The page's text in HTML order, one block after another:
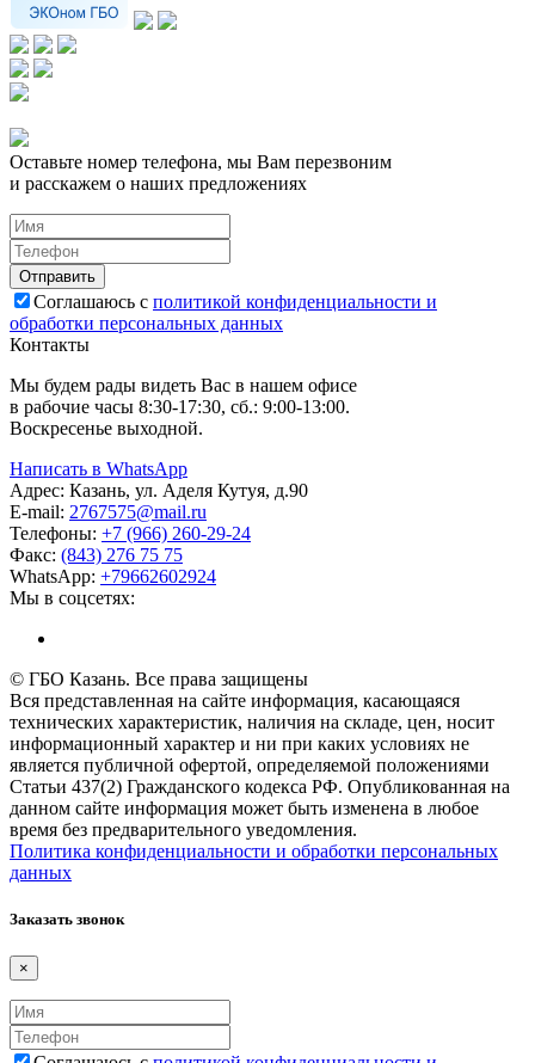
Оставьте номер телефона, мы Вам перезвоним
и расскажем о наших предложениях
Соглашаюсь с политикой конфиденциальности и
обработки персональных данных
Контакты
Мы будем рады видеть Вас в нашем офисе
в рабочие часы 8:30-17:30, сб.: 9:00-13:00.
Воскресенье выходной.
Написать в WhatsApp
Адрес: Казань, ул. Аделя Кутуя, д.90
E-mail: 2767575@mail.ru
Телефоны: +7 (966) 260-29-24
Факс: (843) 276 75 75
WhatsApp: +79662602924
Мы в соцсетях:
© ГБО Казань. Все права защищены
Вся представленная на сайте информация, касающаяся
технических характеристик, наличия на складе, цен, носит
информационный характер и ни при каких условиях не
является публичной офертой, определяемой положениями
Статьи 437(2) Гражданского кодекса РФ. Опубликованная на
данном сайте информация может быть изменена в любое
время без предварительного уведомления.
Политика конфиденциальности и обработки персональных
данных
Заказать звонок
×